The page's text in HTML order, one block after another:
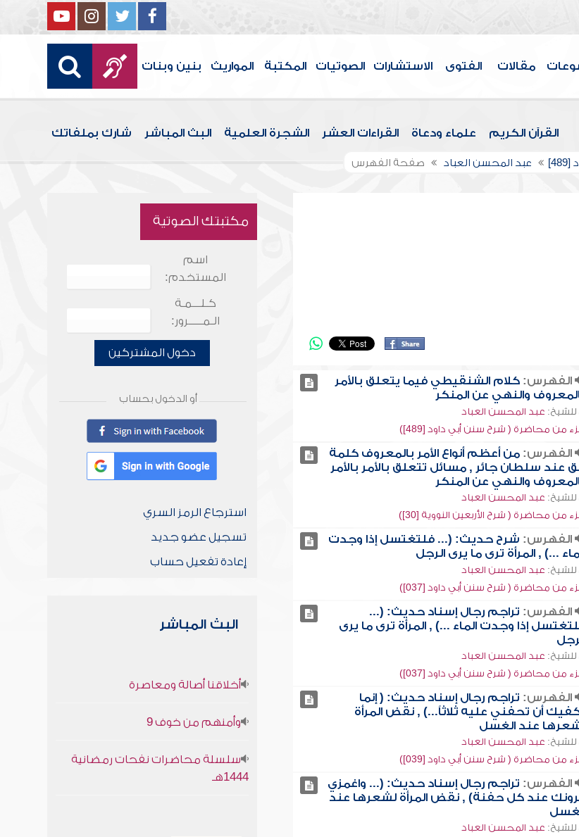
مقالات الفتوى الاستشارات الصوتيات المكتبة المواريث بنين وبنات
القرآن الكريم علماء ودعاة القراءات العشر الشجرة العلمية البث المباشر شارك بملفاتك
عبد المحسن العباد صفحة الفهرس
الفهرس: كلام الشنقيطي فيما يتعلق بالأمر
والنهي عن المنكر
للشيخ: عبد المحسن العباد
من محاضرة ( شرح سنن أبي داود [489])
الفهرس: من أعظم أنواع الأمر بالمعروف كلمة
عند سلطان جائر , مسائل تتعلق بالأمر بالأمر
والنهي عن المنكر
للشيخ: عبد المحسن العباد
من محاضرة ( شرح الأربعين النووية [30])
الفهرس: شرح حديث: (... فلتغتسل إذا وجدت
...) , المرأة ترى ما يرى الرجل
للشيخ: عبد المحسن العباد
من محاضرة ( شرح سنن أبي داود [037])
الفهرس: تراجم رجال إسناد حديث: (...
إذا وجدت الماء ...) , المرأة ترى ما يرى
للشيخ: عبد المحسن العباد
من محاضرة ( شرح سنن أبي داود [037])
الفهرس: تراجم رجال إسناد حديث: ( إنما
أن تحفني عليه ثلاثاً...) , نقض المرأة
عند الغسل
للشيخ: عبد المحسن العباد
من محاضرة ( شرح سنن أبي داود [039])
الفهرس: تراجم رجال إسناد حديث: (... واغمزي
عند كل حفنة) , نقض المرأة لشعرها عند
للشيخ: عبد المحسن العباد
مكتبتك الصوتية
اسم
المستخدم:
كـلـــمـة
الـمـــــرور:
دخول المشتركين
أو الدخول بحساب
استرجاع الرمز السري
تسجيل عضو جديد
إعادة تفعيل حساب
البث المباشر
أخلاقنا أصالة ومعاصرة
وأمنهم من خوف 9
سلسلة محاضرات نفحات رمضانية
1444هـ